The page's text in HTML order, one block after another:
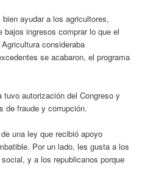
ayudar a los agricultores,
ingresos comprar lo que el
consideraba
se acabaron, el programa
tuvo autorización del Congreso y
de fraude y corrupción.
una ley que recibió apoyo
Por un lado, les gusta a los
y a los republicanos porque